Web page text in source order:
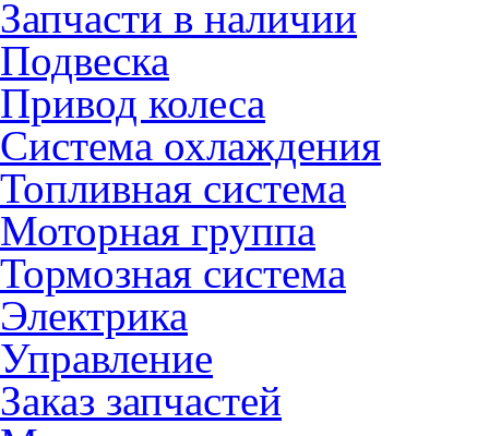
Запчасти в наличии
Подвеска
Привод колеса
Система охлаждения
Топливная система
Моторная группа
Тормозная система
Электрика
Управление
Заказ запчастей